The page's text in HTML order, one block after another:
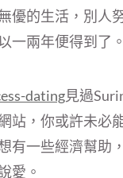
優的生活，別人
一兩年便得到了。
dating見過
站，你或許未必
有一些經濟幫助
愛。